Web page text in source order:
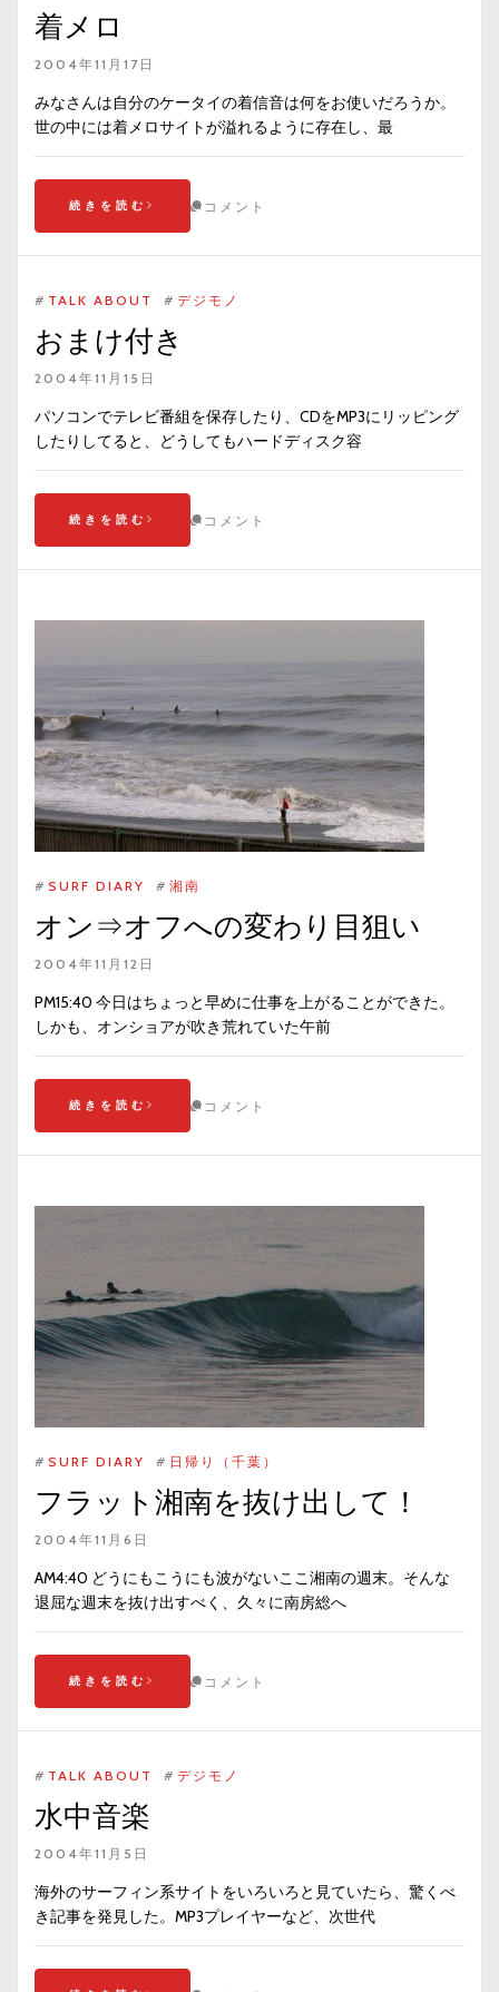
着メロ
2004年11月17日
みなさんは自分のケータイの着信音は何をお使いだろうか。
世の中には着メロサイトが溢れるように存在し、最
続きを読む コメント
# TALK ABOUT # デジモノ
おまけ付き
2004年11月15日
パソコンでテレビ番組を保存したり、CDをMP3にリッピング
したりしてると、どうしてもハードディスク容
続きを読む コメント
# SURF DIARY # 湘南
オン⇒オフへの変わり目狙い
2004年11月12日
PM15:40 今日はちょっと早めに仕事を上がることができた。
しかも、オンショアが吹き荒れていた午前
続きを読む コメント
# SURF DIARY # 日帰り（千葉）
フラット湘南を抜け出して！
2004年11月6日
AM4:40 どうにもこうにも波がないここ湘南の週末。そんな
退屈な週末を抜け出すべく、久々に南房総へ
続きを読む コメント
# TALK ABOUT # デジモノ
水中音楽
2004年11月5日
海外のサーフィン系サイトをいろいろと見ていたら、驚くべ
き記事を発見した。MP3プレイヤーなど、次世代